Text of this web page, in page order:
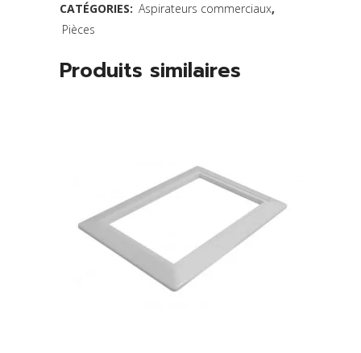
-
VAC
CATÉGORIES: Aspirateurs commerciaux,
Pièces
Produits similaires